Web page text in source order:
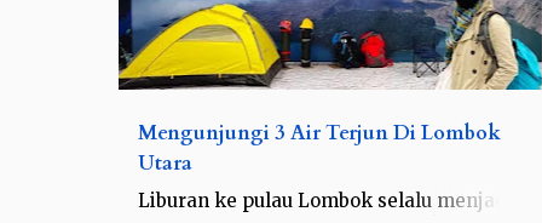
Mengunjungi 3 Air Terjun Di Lombok
Utara
Liburan ke pulau Lombok selalu menjadi